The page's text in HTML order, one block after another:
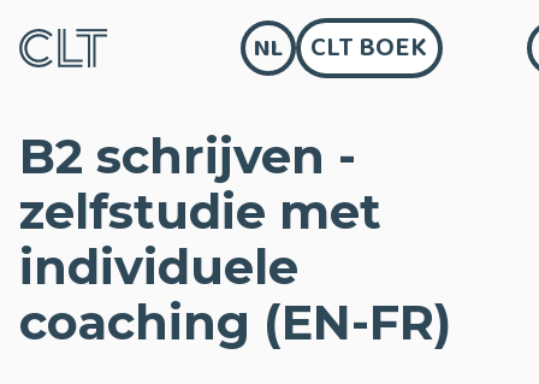
NL CLT BOEK
B2 schrijven -
zelfstudie met
individuele
coaching (EN-FR)